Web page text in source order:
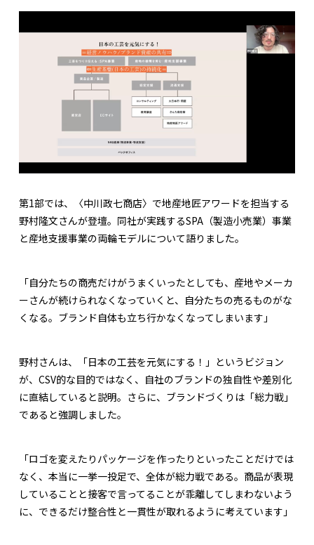
第1部では、〈中川政七商店〉で地産地匠アワードを担当する
野村隆文さんが登壇。同社が実践するSPA（製造小売業）事業
と産地支援事業の両輪モデルについて語りました。
「自分たちの商売だけがうまくいったとしても、産地やメーカ
ーさんが続けられなくなっていくと、自分たちの売るものがな
くなる。ブランド自体も立ち行かなくなってしまいます」
野村さんは、「日本の工芸を元気にする！」というビジョン
が、CSV的な目的ではなく、自社のブランドの独自性や差別化
に直結していると説明。さらに、ブランドづくりは「総力戦」
であると強調しました。
「ロゴを変えたりパッケージを作ったりといったことだけでは
なく、本当に一挙一投足で、全体が総力戦である。商品が表現
していることと接客で言ってることが乖離してしまわないよう
に、できるだけ整合性と一貫性が取れるように考えています」